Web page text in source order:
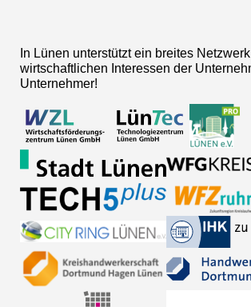
In Lünen unterstützt ein breites
wirtschaftlichen Interessen der
Unternehmer!